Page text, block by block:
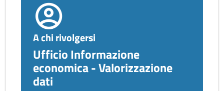
A chi rivolgersi
Ufficio Informazione
economica - Valorizzazione
dati